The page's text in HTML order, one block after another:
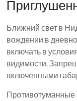
Ближний свет в
вождении в
включать в
видимости.
включенными
Противотуманные